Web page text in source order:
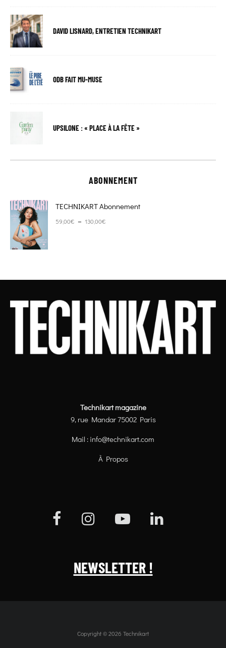
DAVID LISNARD, ENTRETIEN TECHNIKART
ODB FAIT MU-MUSE
UPSILONE : « PLACE À LA FÊTE »
ABONNEMENT
TECHNIKART Abonnement
59,00€ – 130,00€
Technikart magazine
9, rue Mandar 75002 Paris
Mail : info@technikart.com
À Propos
NEWSLETTER !
Copyright © 2026 Technikart